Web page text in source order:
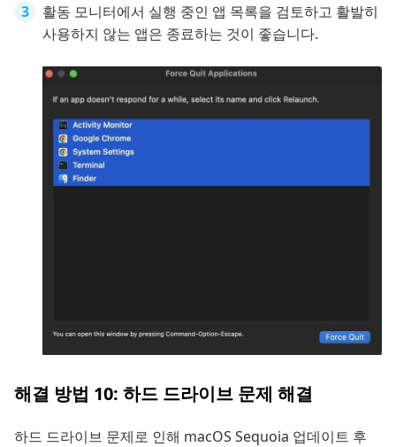
활동 모니터에서 실행 중인 앱 목록을 검토하고 활발히
사용하지 않는 앱은 종료하는 것이 좋습니다.
해결 방법 10: 하드 드라이브 문제 해결
하드 드라이브 문제로 인해 macOS Sequoia 업데이트 후